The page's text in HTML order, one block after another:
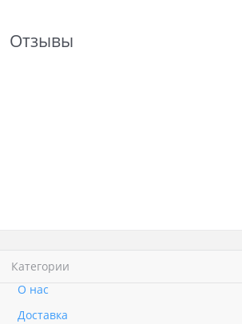
Отзывы
Категории
О нас
Доставка